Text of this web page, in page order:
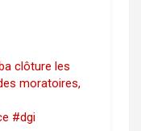
clôture les
moratoires,
#dgi